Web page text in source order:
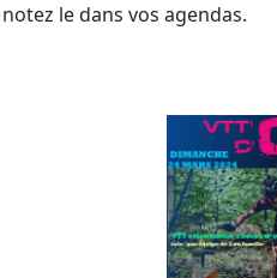
le dans vos agendas.